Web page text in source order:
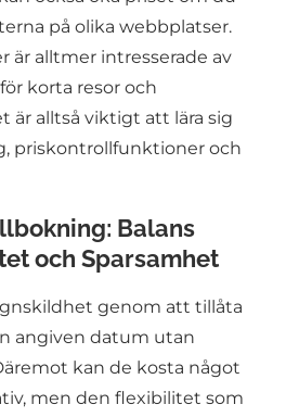
på olika webbplatser.
är alltmer intresserade av
korta resor och
är alltså viktigt att lära sig
priskontrollfunktioner och
Balans
och Sparsamhet
genom att tillåta
angiven datum utan
kan de kosta något
men den flexibilitet som